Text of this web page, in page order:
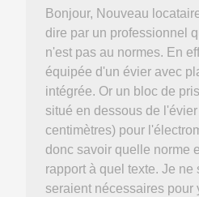
Bonjour, Nouveau
dire par un professionnel
n'est pas au normes. En
équipée d'un évier avec
intégrée. Or un bloc de
situé en dessous de
centimètres) pour
donc savoir quelle norme
rapport à quel texte. Je
seraient nécessaires pour